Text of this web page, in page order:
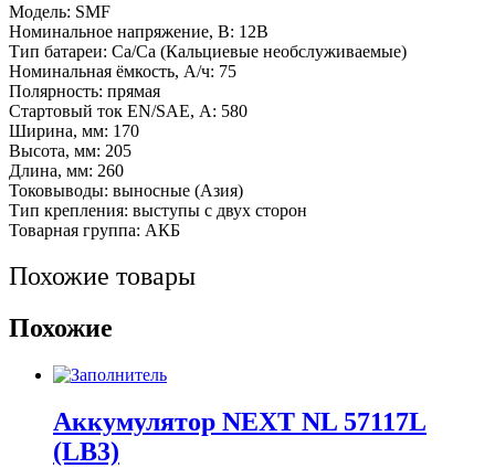
Модель: SMF
Номинальное напряжение, В: 12В
Тип батареи: Ca/Ca (Кальциевые необслуживаемые)
Номинальная ёмкость, А/ч: 75
Полярность: прямая
Стартовый ток EN/SAE, А: 580
Ширина, мм: 170
Высота, мм: 205
Длина, мм: 260
Токовыводы: выносные (Азия)
Тип крепления: выступы с двух сторон
Товарная группа: АКБ
Похожие товары
Похожие
Аккумулятор NEXT NL 57117L
(LB3)